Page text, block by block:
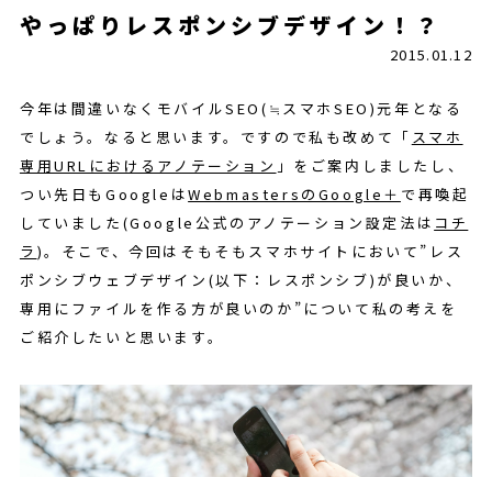
やっぱりレスポンシブデザイン！？
2015.01.12
今年は間違いなくモバイルSEO(≒スマホSEO)元年となる
でしょう。なると思います。ですので私も改めて「 スマホ
専用URLにおけるアノテーション 」をご案内しましたし、
つい先日もGoogleはWebmastersのGoogle＋ で再喚起
していました(Google公式のアノテーション設定法は コチ
ラ )。そこで、今回はそもそもスマホサイトにおいて”レス
ポンシブウェブデザイン(以下：レスポンシブ)が良いか、
専用にファイルを作る方が良いのか”について私の考えを
ご紹介したいと思います。